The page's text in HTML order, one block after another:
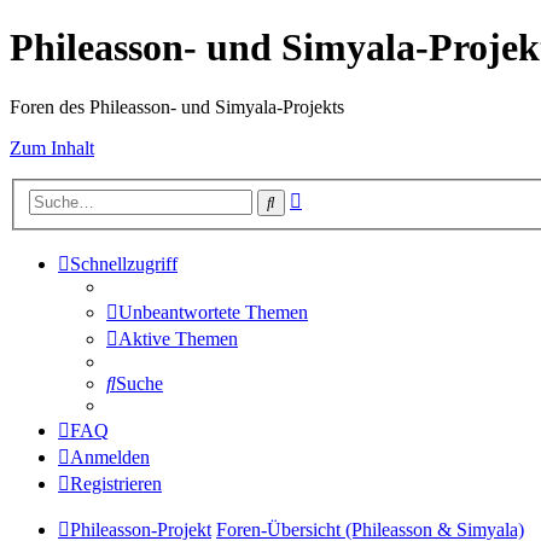
Phileasson- und Simyala-
Foren des Phileasson- und Simyala-Projekts
Zum Inhalt
Suche
Schnellzugriff
Unbeantwortete Themen
Aktive Themen
Suche
FAQ
Anmelden
Registrieren
Phileasson-Projekt Foren-Übersicht (Phileasson & Simyala)